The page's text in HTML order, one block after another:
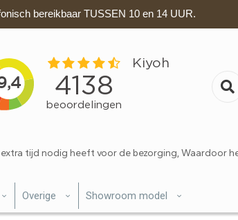
bereikbaar TUSSEN 10 en 14 UUR.
tijd nodig heeft voor de bezorging, Waardoor
Overige Showroom model